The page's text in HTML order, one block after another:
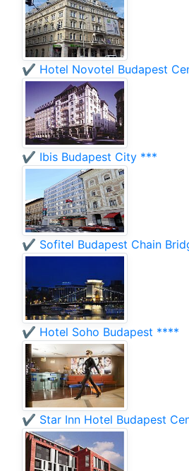
✔️ Hotel Novotel Budapest
✔️ Ibis Budapest City ***
✔️ Sofitel Budapest Chain
✔️ Hotel Soho Budapest ****
✔️ Star Inn Hotel Budapest